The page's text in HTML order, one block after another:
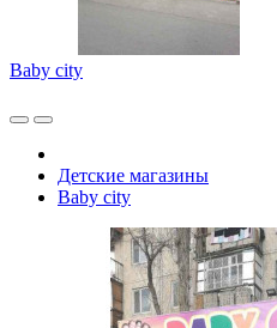
Baby city
Детские магазины
Baby city